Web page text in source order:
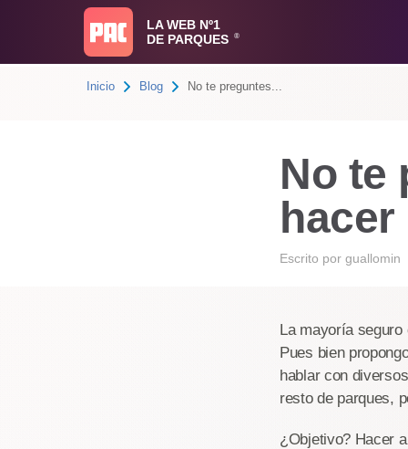
LA WEB Nº1
DE PARQUES
®
Inicio Blog No te preguntes...
No te
Escrito por guallomin
La mayoría
Pues bien
hablar con
resto de parques,
¿Objetivo? Hacer